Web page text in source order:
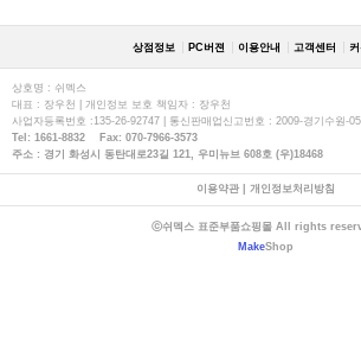
상점정보 PC버젼 이용안내 고객센터 커
상호명 : 쉬멕스
대표 : 장우천 | 개인정보 보호 책임자 : 장우천
사업자등록번호 :135-26-92747 | 통신판매업신고번호 : 2009-경기수원-
Tel: 1661-8832 Fax: 070-7966-3573
주소 : 경기 화성시 동탄대로23길 121, 우미뉴브 608호 (우)18468
이용약관| 개인정보처리방침
ⓒ쉬멕스 표준부품쇼핑몰 All rights
MakeShop